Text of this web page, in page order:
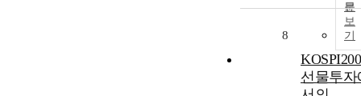
문
보
기
8
KOSPI200
선물투자